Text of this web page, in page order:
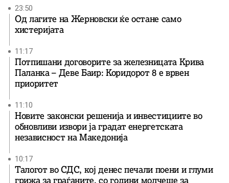
23:50
Од лагите на Жерновски ќе остане само
хистеријата
11:17
Потпишани договорите за железницата Крива
Паланка – Деве Баир: Коридорот 8 е врвен
приоритет
11:10
Новите законски решенија и инвестициите во
обновливи извори ја градат енергетската
независност на Македонија
10:17
Талогот во СДС, кој денес печали поени и глуми
грижа за граѓаните, со години молчеше за